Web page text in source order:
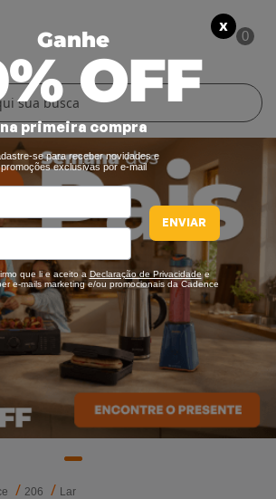
0
206 Lar
X
Ganhe
OFF
na primeira compra
se para receber novidades e
promoções exclusivas por e-mail
ENVIAR
que li e aceito a Declaração de Privacidadee
e-mails marketing e/ou promocionais da Cadence
Cozinha
LarTérmico
Pessoais